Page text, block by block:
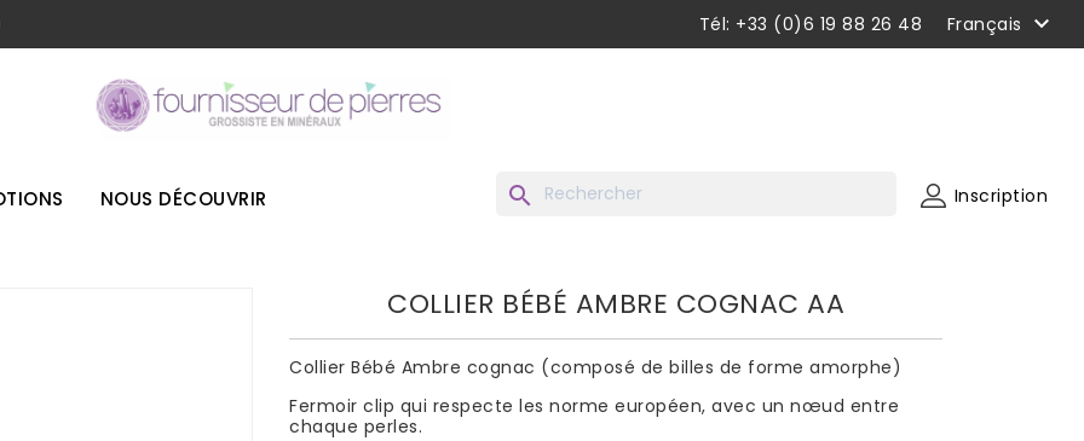
Tél: +33 (0)6 19 88 26 48 Français 
Inscription
NOUS DÉCOUVRIR search
COLLIER BÉBÉ AMBRE COGNAC AA
Collier Bébé Ambre cognac (composé de billes de forme amorphe)
Fermoir clip qui respecte les norme européen, avec un nœud entre
chaque perles.